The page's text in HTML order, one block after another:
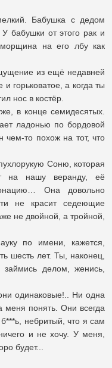
Бабушка с дедом
У бабушки от этого рак и
на его лбу как
из ещё недавней
горьковатое, а когда ты
нос в костёр.
в конце семидесятых.
ладонью по бордовой
то похож на тот, что
Соню, которая
на нашу веранду, её
Она довольно
не красит седеющие
не двойной, а тройной,
по имени, кажется,
шесть лет. Ты, наконец,
займись делом, женись,
одинаковые!.. Ни одна
меня понять. Они всегда
небритый, что я сам
и не хочу. У меня,
будет...